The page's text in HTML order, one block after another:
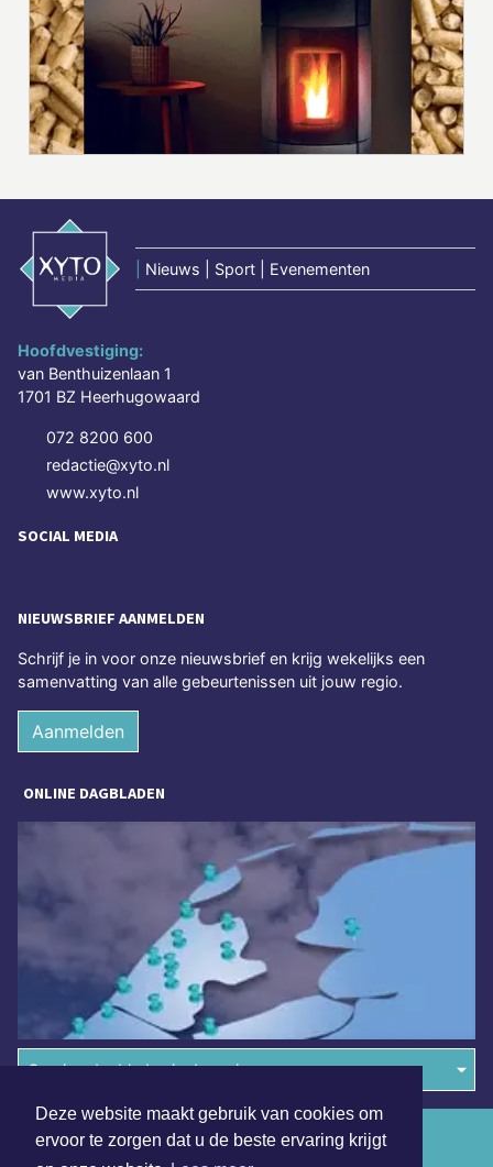
Deze website maakt gebruik van cookies om
ervoor te zorgen dat u de beste ervaring krijgt
Nieuws | Sport | Evenementen
Hoofdvestiging:
van Benthuizenlaan 1
1701 BZ Heerhugowaard
072 8200 600
redactie@xyto.nl
www.xyto.nl
SOCIAL MEDIA
NIEUWSBRIEF AANMELDEN
Schrijf je in voor onze nieuwsbrief en krijg wekelijks een
samenvatting van alle gebeurtenissen uit jouw regio.
Aanmelden
ONLINE DAGBLADEN
Overige dagbladen in de regio
Algemene voorwaarden